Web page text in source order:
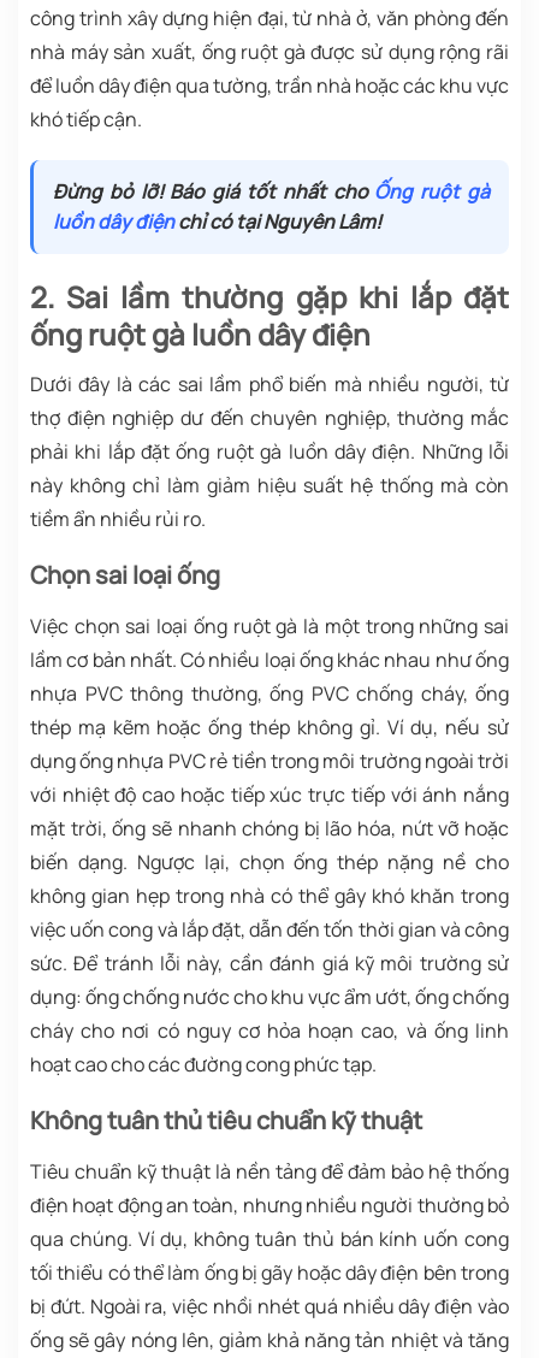
công trình xây dựng hiện đại, từ nhà ở, văn phòng đến
nhà máy sản xuất, ống ruột gà được sử dụng rộng rãi
để luồn dây điện qua tường, trần nhà hoặc các khu vực
khó tiếp cận.
Đừng bỏ lỡ! Báo giá tốt nhất cho Ống ruột gà
luồn dây điệnchỉ có tại Nguyên Lâm!
2. Sai lầm thường gặp khi lắp đặt
ống ruột gà luồn dây điện
Dưới đây là các sai lầm phổ biến mà nhiều người, từ
thợ điện nghiệp dư đến chuyên nghiệp, thường mắc
phải khi lắp đặt ống ruột gà luồn dây điện. Những lỗi
này không chỉ làm giảm hiệu suất hệ thống mà còn
tiềm ẩn nhiều rủi ro.
Chọn sai loại ống
Việc chọn sai loại ống ruột gà là một trong những sai
lầm cơ bản nhất. Có nhiều loại ống khác nhau như ống
nhựa PVC thông thường, ống PVC chống cháy, ống
thép mạ kẽm hoặc ống thép không gỉ. Ví dụ, nếu sử
dụng ống nhựa PVC rẻ tiền trong môi trường ngoài trời
với nhiệt độ cao hoặc tiếp xúc trực tiếp với ánh nắng
mặt trời, ống sẽ nhanh chóng bị lão hóa, nứt vỡ hoặc
biến dạng. Ngược lại, chọn ống thép nặng nề cho
không gian hẹp trong nhà có thể gây khó khăn trong
việc uốn cong và lắp đặt, dẫn đến tốn thời gian và công
sức. Để tránh lỗi này, cần đánh giá kỹ môi trường sử
dụng: ống chống nước cho khu vực ẩm ướt, ống chống
cháy cho nơi có nguy cơ hỏa hoạn cao, và ống linh
hoạt cao cho các đường cong phức tạp.
Không tuân thủ tiêu chuẩn kỹ thuật
Tiêu chuẩn kỹ thuật là nền tảng để đảm bảo hệ thống
điện hoạt động an toàn, nhưng nhiều người thường bỏ
qua chúng. Ví dụ, không tuân thủ bán kính uốn cong
tối thiểu có thể làm ống bị gãy hoặc dây điện bên trong
bị đứt. Ngoài ra, việc nhồi nhét quá nhiều dây điện vào
ống sẽ gây nóng lên, giảm khả năng tản nhiệt và tăng